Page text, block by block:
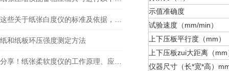
纸和纸板环压强度测定方法
示值准确度
试验速度（mm/min）
上下压板平行度（mm）
上下压板zui大距离（
仪器尺寸（长*宽*高）